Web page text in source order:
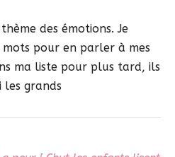
des émotions. Je
pour en parler à mes
ma liste pour plus tard, ils
les grands